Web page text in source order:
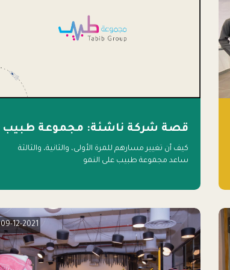
قصة شركة ناشئة: مجموعة طبيب
كيف أن تغيير مسارهم للمرة الأولى، والثانية، والثالثة
ساعد مجموعة طبيب على النمو
09-12-2021